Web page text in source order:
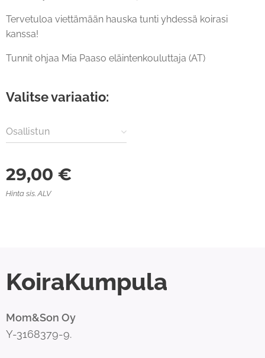
Tervetuloa viettämään hauska tunti yhdessä koirasi
kanssa!
Tunnit ohjaa Mia Paaso eläintenkouluttaja (AT)
Valitse variaatio:
Osallistun
29,00 €
Hinta sis. ALV
KoiraKumpula
Mom&Son Oy
Y-3168379-9.